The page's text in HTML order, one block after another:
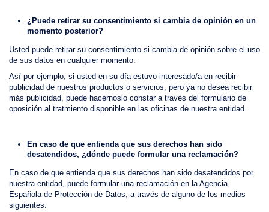
¿Puede retirar su consentimiento si cambia de opinión en un
momento posterior?
Usted puede retirar su consentimiento si cambia de opinión sobre el uso
de sus datos en cualquier momento.
Así por ejemplo, si usted en su día estuvo interesado/a en recibir
publicidad de nuestros productos o servicios, pero ya no desea recibir
más publicidad, puede hacérnoslo constar a través del formulario de
oposición al tratmiento disponible en las oficinas de nuestra entidad.
En caso de que entienda que sus derechos han sido
desatendidos, ¿dónde puede formular una reclamación?
En caso de que entienda que sus derechos han sido desatendidos por
nuestra entidad, puede formular una reclamación en la Agencia
Española de Protección de Datos, a través de alguno de los medios
siguientes: